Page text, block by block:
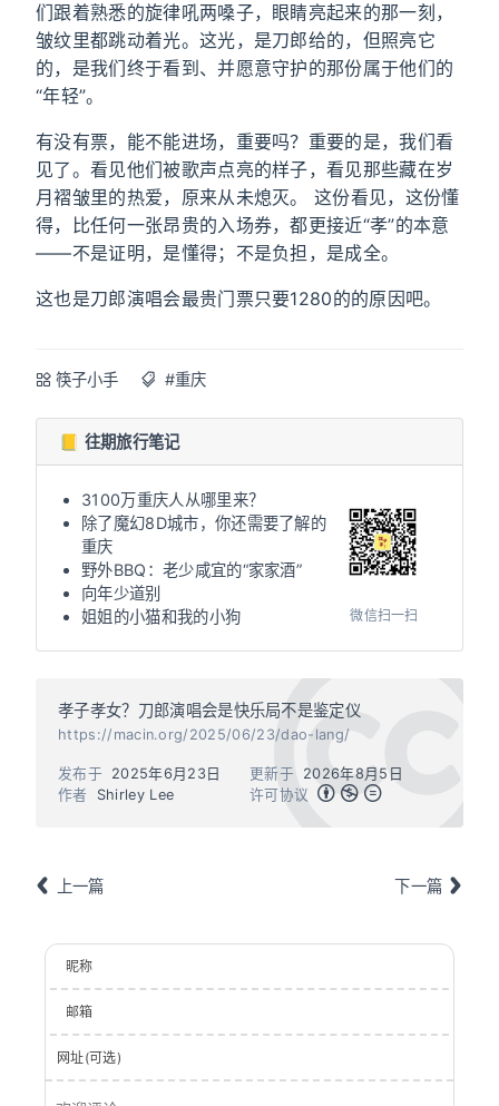
们跟着熟悉的旋律吼两嗓子，眼睛亮起来的那一刻，
皱纹里都跳动着光。这光，是刀郎给的，但照亮它
的，是我们终于看到、并愿意守护的那份属于他们的
“年轻”。
有没有票，能不能进场，重要吗？重要的是，我们看
见了。看见他们被歌声点亮的样子，看见那些藏在岁
月褶皱里的热爱，原来从未熄灭。 这份看见，这份懂
得，比任何一张昂贵的入场券，都更接近“孝”的本意
——不是证明，是懂得；不是负担，是成全。
这也是刀郎演唱会最贵门票只要1280的的原因吧。
筷子小手 #重庆
📒 往期旅行笔记
3100万重庆人从哪里来？
除了魔幻8D城市，你还需要了解的
重庆
野外BBQ：老少咸宜的“家家酒”
向年少道别
姐姐的小猫和我的小狗
微信扫一扫
孝子孝女？刀郎演唱会是快乐局不是鉴定仪
https://macin.org/2025/06/23/dao-lang/
作者 Shirley Lee
发布于 2025年6月23日 更新于
2026年8月5日
许可协议
上一篇 下一篇
昵称
邮箱
网址(可选)